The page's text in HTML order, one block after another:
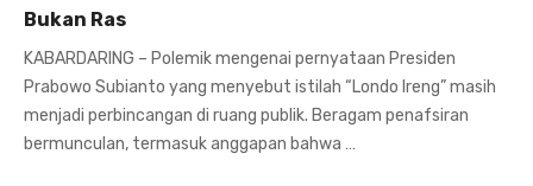
Bukan Ras
KABARDARING – Polemik mengenai pernyataan Presiden
Prabowo Subianto yang menyebut istilah “Londo Ireng” masih
menjadi perbincangan di ruang publik. Beragam penafsiran
bermunculan, termasuk anggapan bahwa …